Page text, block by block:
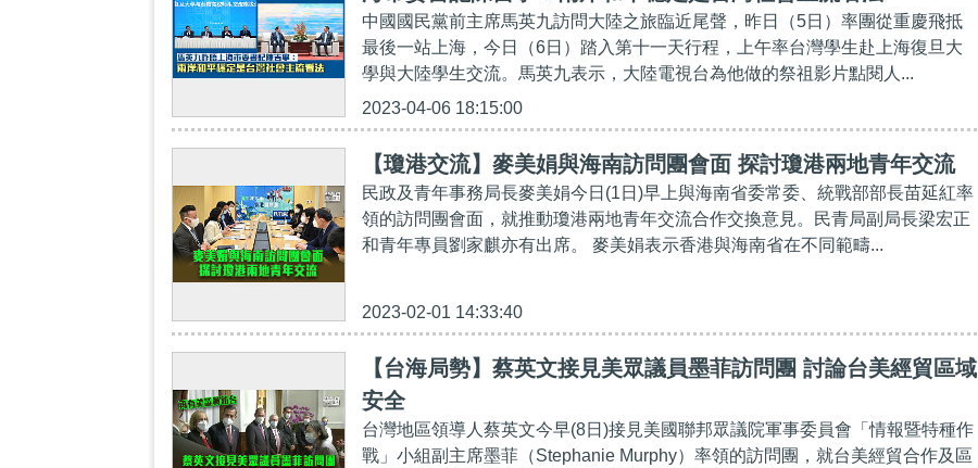
中國國民黨前主席馬英九訪問大陸之旅臨近尾聲，昨日（5日）率團從重慶飛抵
最後一站上海，今日（6日）踏入第十一天行程，上午率台灣學生赴上海復旦大
學與大陸學生交流。馬英九表示，大陸電視台為他做的祭祖影片點閱人...
2023-04-06 18:15:00
【瓊港交流】麥美娟與海南訪問團會面 探討瓊港兩地青年交流
民政及青年事務局長麥美娟今日(1日)早上與海南省委常委、統戰部部長苗延紅率
領的訪問團會面，就推動瓊港兩地青年交流合作交換意見。民青局副局長梁宏正
和青年專員劉家麒亦有出席。 麥美娟表示香港與海南省在不同範疇...
2023-02-01 14:33:40
【台海局勢】蔡英文接見美眾議員墨菲訪問團 討論台美經貿區域
安全
台灣地區領導人蔡英文今早(8日)接見美國聯邦眾議院軍事委員會「情報暨特種作
戰」小組副主席墨菲（Stephanie Murphy）率領的訪問團，就台美經貿合作及區